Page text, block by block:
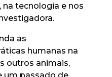
na tecnologia e nos
as
humanas na
outros animais,